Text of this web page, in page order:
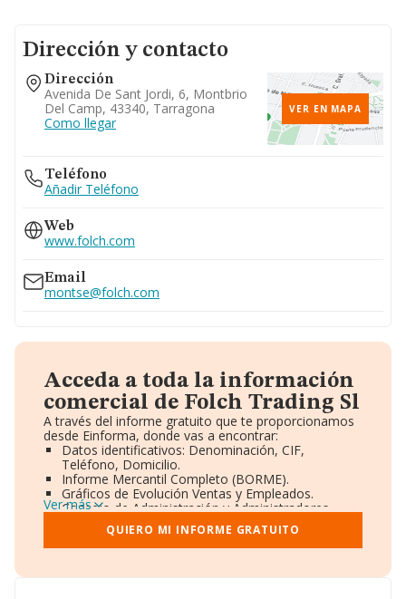
Dirección y contacto
Dirección
Avenida De Sant Jordi, 6, Montbrio
Del Camp, 43340, Tarragona
Como llegar
VER EN MAPA
Teléfono
Añadir Teléfono
Web
www.folch.com
Email
montse@folch.com
Acceda a toda la información
comercial de Folch Trading Sl
A través del informe gratuito que te proporcionamos
desde Einforma, donde vas a encontrar:
Datos identificativos: Denominación, CIF,
Teléfono, Domicilio.
Informe Mercantil Completo (BORME).
Gráficos de Evolución Ventas y Empleados.
Consejo de Administración y Administradores.
Directivos y Ejecutivos.
Accionistas.
Participaciones y Vinculaciones en otras empresas.
Información oficial y registral complementaria.
Ver más
QUIERO MI INFORME GRATUITO